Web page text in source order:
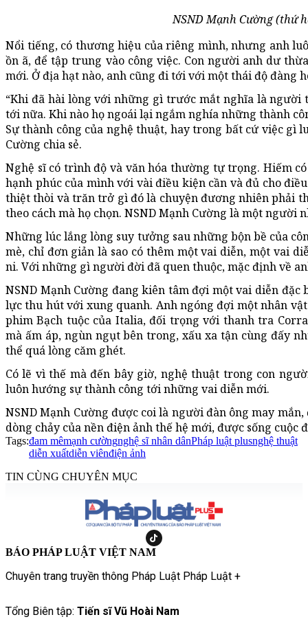
NSND Mạnh Cường (thứ
Nổi tiếng, có thương hiệu của riêng mình, nhưng anh
ồn ã, để tập trung vào công việc. Con người anh dư
mới. Ở địa hạt nào, anh cũng đi tới với một thái độ đàng
“Khi đã hài lòng với những gì trước mắt nghĩa là người
tới nữa. Khi nào họ ngoái lại ngắm nghía những thành
Sự thành công của nghệ thuật, hay trong bất cứ việc gì
Cường chia sẻ.
Nghệ sĩ có trình độ và văn hóa thường tự trọng. Hiếm
hạnh phúc của mình với vài điều kiện cần và đủ cho
thiệt thòi và trăn trở gì đó là chuyện đương nhiên phải
theo cách mà họ chọn. NSND Mạnh Cường là một người
Những lúc lắng lòng suy tưởng sau những bộn bề của
mè, chỉ đơn giản là sao có thêm một vai diễn, một vai
ni. Với những gì người đời đã quen thuộc, mặc định về
NSND Mạnh Cường đang kiên tâm đợi một vai diễn
lực thu hút với xung quanh. Anh ngóng đợi một nhân
phim Bạch tuộc của Italia, đối trọng với thanh tra
mà ấm áp, ngùn ngụt bên trong, xấu xa tận cùng đấy
thể quá lòng căm ghét.
Có lẽ vì thế mà đến bây giờ, nghệ thuật trong con
luôn hướng sự thành công tới những vai diễn mới.
NSND Mạnh Cường được coi là người đàn ông may
dòng chảy của nền điện ảnh thế hệ mới, được sống cuộc
Tags:đam mêmạnh cườngnghệ sĩ nhân dânPháp luật plusnghệ thuật
diễn xuấtdiễn viênđiện ảnh
TIN CÙNG CHUYÊN MỤC
BÁO PHÁP LUẬT VIỆT NAM
Chuyên trang truyền thông Pháp Luật Pháp Luật +
Tổng Biên tập: Tiến sĩ Vũ Hoài Nam